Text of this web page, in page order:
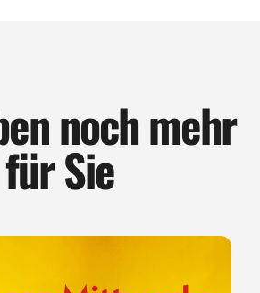
noch mehr
für Sie